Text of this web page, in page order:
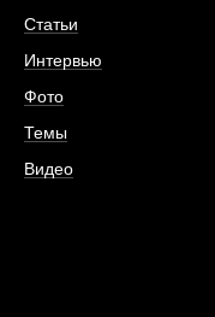
Статьи
Интервью
Фото
Темы
Видео